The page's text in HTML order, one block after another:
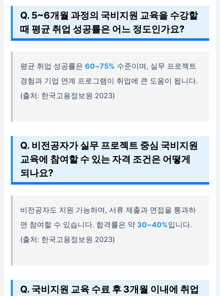
Q. 5~6개월 과정의 국비지원 교육을 수강할
때 평균 취업 성공률은 어느 정도인가요?
평균 취업 성공률은60~75% 수준이며, 실무 프로젝트
경험과 기업 연계 프로그램이 취업에 큰 도움이 됩니다.
(출처: 한국고용정보원 2023)
Q. 비전공자가 실무 프로젝트 중심 국비지원
교육에 참여할 수 있는 자격 조건은 어떻게
되나요?
비전공자도 지원 가능하며, 서류 제출과 면접을 통과하
면 참여할 수 있습니다. 합격률은 약30~40%입니다.
(출처: 한국고용정보원 2023)
Q. 국비지원 교육 수료 후 3개월 이내에 취업